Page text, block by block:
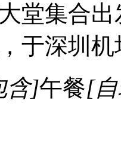
堂集合
于深圳
含]午餐[